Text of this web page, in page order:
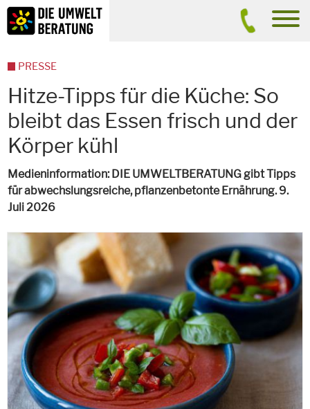
Inhalt
Suche
Hitze-Tipps für die Küche: So
bleibt das Essen frisch und der
Körper kühl
Medieninformation: DIE UMWELTBERATUNG gibt Tipps
für abwechslungsreiche, pflanzenbetonte Ernährung. 9.
Juli 2026
PRESSE